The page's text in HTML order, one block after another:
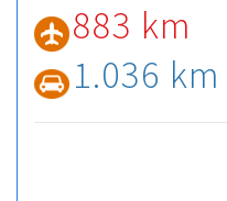
883 km
1.036 km